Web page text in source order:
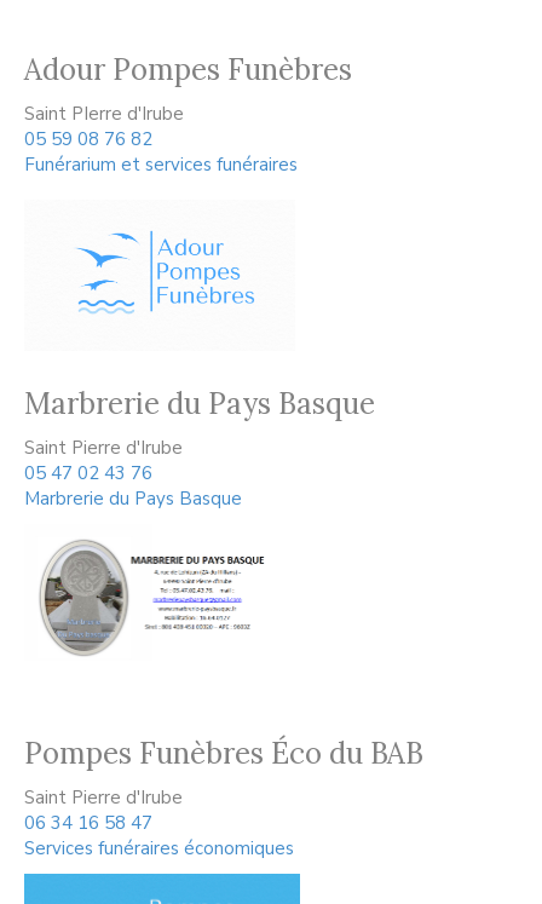
Adour Pompes Funèbres
Saint PIerre d'Irube
05 59 08 76 82
Funérarium et services funéraires
Marbrerie du Pays Basque
Saint Pierre d'Irube
05 47 02 43 76
Marbrerie du Pays Basque
Pompes Funèbres Éco du BAB
Saint Pierre d'Irube
06 34 16 58 47
Services funéraires économiques